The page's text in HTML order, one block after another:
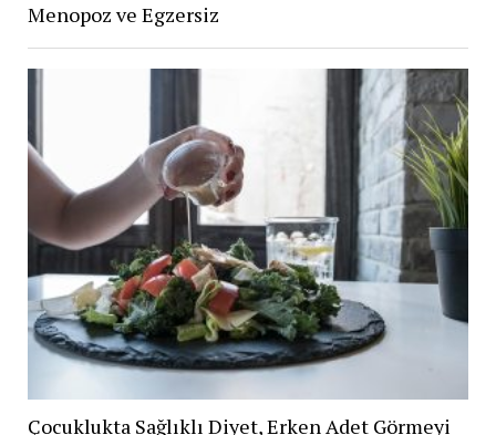
Menopoz ve Egzersiz
Çocuklukta Sağlıklı Diyet, Erken Adet Görmeyi